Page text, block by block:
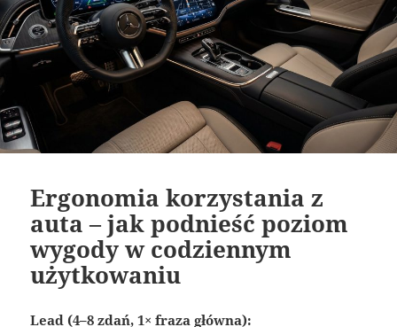
Ergonomia korzystania z
auta – jak podnieść poziom
wygody w codziennym
użytkowaniu
Lead (4–8 zdań, 1× fraza główna):